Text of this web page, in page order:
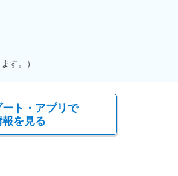
す。）
ト・アプリで
を見る